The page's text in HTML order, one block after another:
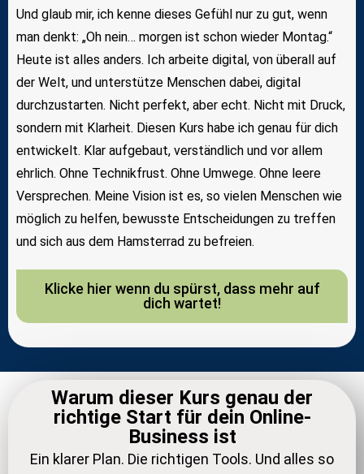
Und glaub mir, ich kenne dieses Gefühl nur zu gut, wenn
man denkt: „Oh nein… morgen ist schon wieder Montag.“
Heute ist alles anders. Ich arbeite digital, von überall auf
der Welt, und unterstütze Menschen dabei, digital
durchzustarten. Nicht perfekt, aber echt. Nicht mit Druck,
sondern mit Klarheit. Diesen Kurs habe ich genau für dich
entwickelt. Klar aufgebaut, verständlich und vor allem
ehrlich. Ohne Technikfrust. Ohne Umwege. Ohne leere
Versprechen. Meine Vision ist es, so vielen Menschen wie
möglich zu helfen, bewusste Entscheidungen zu treffen
und sich aus dem Hamsterrad zu befreien.
Klicke hier wenn du spürst, dass mehr auf
dich wartet!
Warum dieser Kurs genau der
richtige Start für dein Online-
Business ist
Ein klarer Plan. Die richtigen Tools. Und alles so